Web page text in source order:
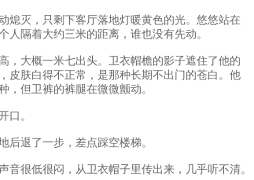
灭，只剩下客厅落地灯暖黄色的光。悠悠站在
人隔着大约三米的距离，谁也没有先动。
大概一米七出头。卫衣帽檐的影子遮住了他的
皮肤白得不正常，是那种长期不出门的苍白。他
但卫裤的裤腿在微微颤动。
。
退了一步，差点踩空楼梯。
低很闷，从卫衣帽子里传出来，几乎听不清。